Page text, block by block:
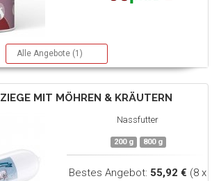
Alle Angebote (1)
ZIEGE MIT MÖHREN & KRÄUTERN
Nassfutter
200 g 800 g
Bestes Angebot: 55,92 € (8 x